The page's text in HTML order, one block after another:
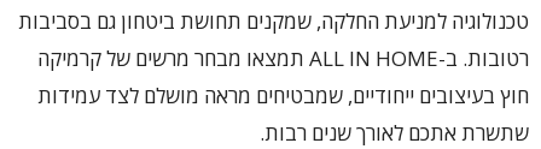
טכנולוגיה למניעת החלקה, שמקנים תחושת ביטחון גם בסביבות
רטובות. ב-ALL IN HOME תמצאו מבחר מרשים של קרמיקה
חוץ בעיצובים ייחודיים, שמבטיחים מראה מושלם לצד עמידות
שתשרת אתכם לאורך שנים רבות.